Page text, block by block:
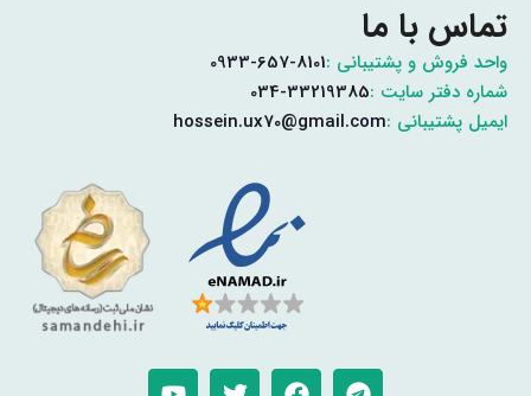
تماس با ما
واحد فروش و پشتیبانی :0933-657-8101
شماره دفتر سایت :034-33219385
ایمیل پشتیبانی :hossein.ux70@gmail.com